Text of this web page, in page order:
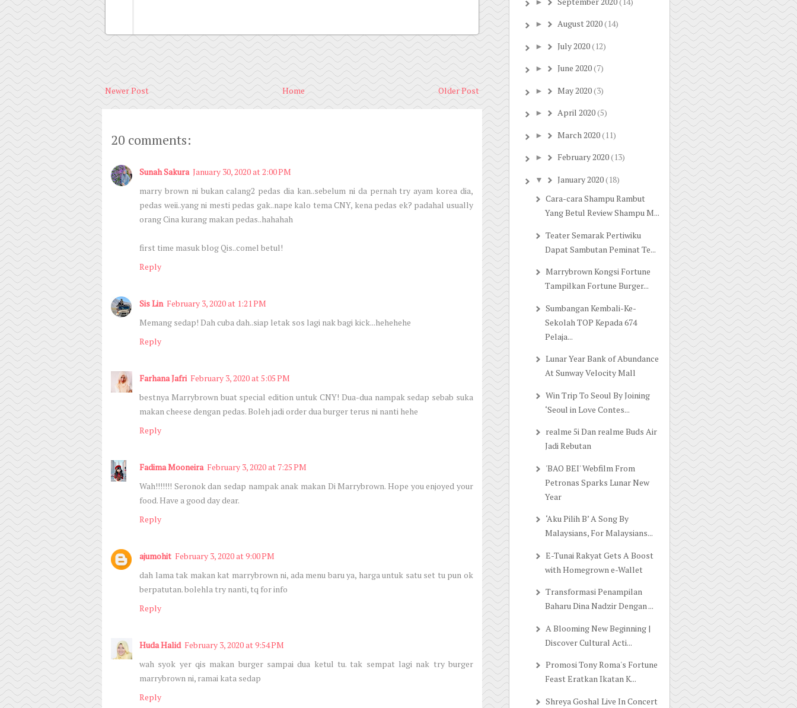
Newer Post Older Post
Home
20 comments:
Sunah Sakura January 30, 2020 at 2:00 PM
marry brown ni bukan calang2 pedas dia kan..sebelum ni da pernah try ayam korea dia,
pedas weii..yang ni mesti pedas gak..nape kalo tema CNY, kena pedas ek? padahal usually
orang Cina kurang makan pedas..hahahah
first time masuk blog Qis..comel betul!
Reply
Sis Lin February 3, 2020 at 1:21 PM
Memang sedap! Dah cuba dah..siap letak sos lagi nak bagi kick...hehehehe
Reply
Farhana Jafri February 3, 2020 at 5:05 PM
bestnya Marrybrown buat special edition untuk CNY! Dua-dua nampak sedap sebab suka
makan cheese dengan pedas. Boleh jadi order dua burger terus ni nanti hehe
Reply
Fadima Mooneira February 3, 2020 at 7:25 PM
Wah!!!!!!! Seronok dan sedap nampak anak makan Di Marrybrown. Hope you enjoyed your
food. Have a good day dear.
Reply
ajumohit February 3, 2020 at 9:00 PM
dah lama tak makan kat marrybrown ni, ada menu baru ya, harga untuk satu set tu pun ok
berpatutan. bolehla try nanti, tq for info
Reply
Huda Halid February 3, 2020 at 9:54 PM
wah syok yer qis makan burger sampai dua ketul tu. tak sempat lagi nak try burger
marrybrown ni, ramai kata sedap
Reply
► August 2020(14)
► July 2020(12)
► June 2020(7)
► May 2020(3)
► April 2020(5)
► March 2020(11)
► February 2020(13)
▼ January 2020(18)
Cara-cara Shampu Rambut
Yang Betul Review Shampu M...
Teater Semarak Pertiwiku
Dapat Sambutan Peminat Te...
Marrybrown Kongsi Fortune
Tampilkan Fortune Burger...
Sumbangan Kembali-Ke-
Sekolah TOP Kepada 674
Pelaja...
Lunar Year Bank of Abundance
At Sunway Velocity Mall
Win Trip To Seoul By Joining
‘Seoul in Love Contes...
realme 5i Dan realme Buds Air
Jadi Rebutan
'BAO BEI' Webfilm From
Petronas Sparks Lunar New
Year
‘Aku Pilih B’ A Song By
Malaysians, For Malaysians...
E-Tunai Rakyat Gets A Boost
with Homegrown e-Wallet
Transformasi Penampilan
Baharu Dina Nadzir Dengan ...
A Blooming New Beginning |
Discover Cultural Acti...
Promosi Tony Roma's Fortune
Feast Eratkan Ikatan K...
Shreya Goshal Live In Concert